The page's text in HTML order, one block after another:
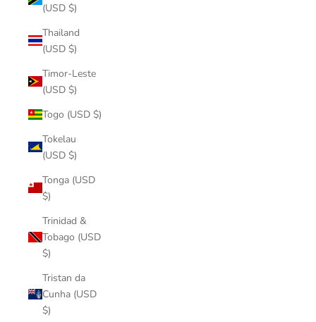
(USD $)
Thailand
(USD $)
Timor-Leste
(USD $)
Togo (USD $)
Tokelau
(USD $)
Tonga (USD
$)
Trinidad &
Tobago (USD
$)
Tristan da
Cunha (USD
$)